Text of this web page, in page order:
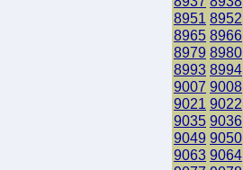
8951 8952
8965 8966
8979 8980
8993 8994
9007 9008
9021 9022
9035 9036
9049 9050
9063 9064